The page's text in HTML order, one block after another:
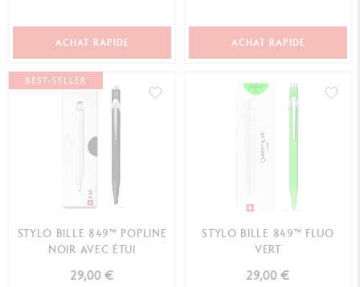
ACHAT RAPIDE ACHAT RAPIDE
BEST-SELLER
STYLO BILLE 849™ POPLINE
NOIR AVEC ÉTUI
29,00 €
STYLO BILLE 849™ FLUO
VERT
29,00 €